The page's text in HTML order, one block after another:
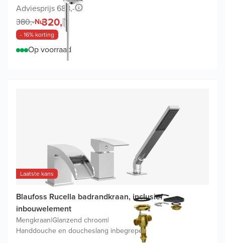
Adviesprijs 688,-
380,-Nu320,-
- 16% korting
Op voorraad
Laatste kans
Blaufoss Rucella badrandkraan, inclusief
inbouwelement
Mengkraan|Glanzend chroom|
Handdouche en doucheslang inbegrepen